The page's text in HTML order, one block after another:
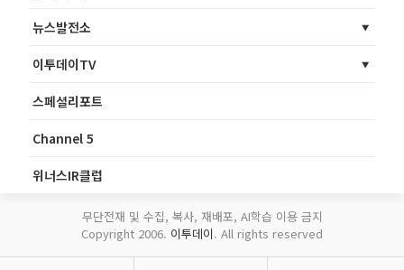
뉴스발전소
이투데이TV
스페셜리포트
Channel 5
위너스IR클럽
무단전재 및 수집, 복사, 재배포, AI학습 이용 금지
Copyright 2006. 이투데이. All rights reserved